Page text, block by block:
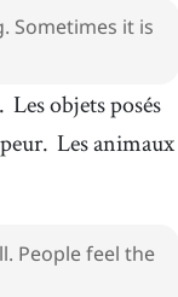
Sometimes it is
Les objets posés
Les animaux
People feel the